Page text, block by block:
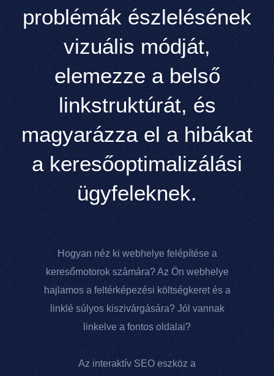
problémák észlelésének
vizuális módját,
elemezze a belső
linkstruktúrát, és
magyarázza el a hibákat
a keresőoptimalizálási
ügyfeleknek.
Hogyan néz ki webhelye felépítése a
keresőmotorok számára? Az Ön webhelye
hajlamos a feltérképezési költségkeret és a
linklé súlyos kiszivárgására? Jól vannak
linkelve a fontos oldalai?
Az interaktív SEO eszköz a